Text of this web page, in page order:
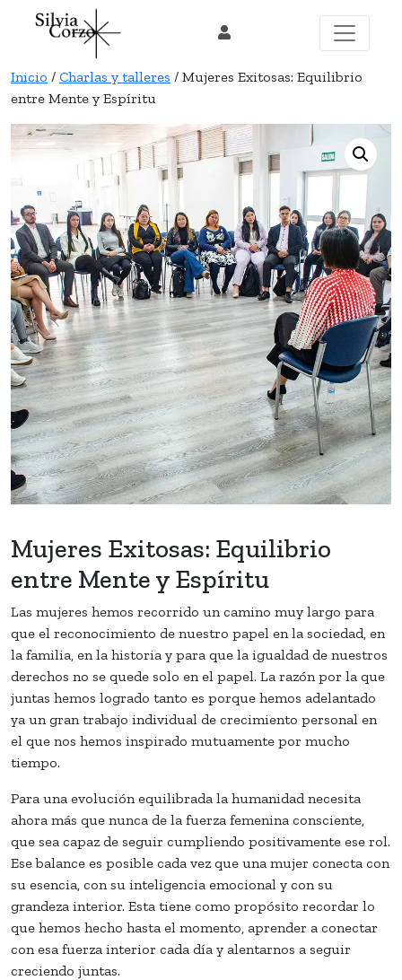
Inicio / Charlas y talleres / Mujeres Exitosas: Equilibrio
entre Mente y Espíritu
Mujeres Exitosas: Equilibrio
entre Mente y Espíritu
Las mujeres hemos recorrido un camino muy largo para
que el reconocimiento de nuestro papel en la sociedad, en
la familia, en la historia y para que la igualdad de nuestros
derechos no se quede solo en el papel. La razón por la que
juntas hemos logrado tanto es porque hemos adelantado
ya un gran trabajo individual de crecimiento personal en
el que nos hemos inspirado mutuamente por mucho
tiempo.
Para una evolución equilibrada la humanidad necesita
ahora más que nunca de la fuerza femenina consciente,
que sea capaz de seguir cumpliendo positivamente ese rol.
Ese balance es posible cada vez que una mujer conecta con
su esencia, con su inteligencia emocional y con su
grandeza interior. Esta tiene como propósito recordar lo
que hemos hecho hasta el momento, aprender a conectar
con esa fuerza interior cada día y alentarnos a seguir
creciendo juntas.